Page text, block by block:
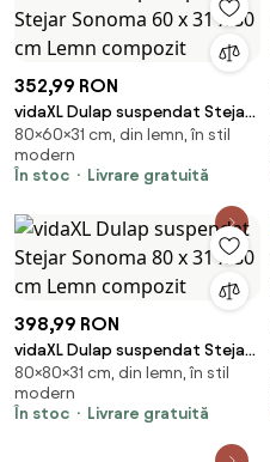
352,99 RON
vidaXL Dulap suspendat Stejar
Sonoma 60 x 31 x 80 cm Lemn
compozit
80×60×31 cm, din lemn, în stil
modern
În stoc
Livrare gratuită
398,99 RON
vidaXL Dulap suspendat Stejar
Sonoma 80 x 31 x 80 cm Lemn
compozit
80×80×31 cm, din lemn, în stil
modern
În stoc
Livrare gratuită